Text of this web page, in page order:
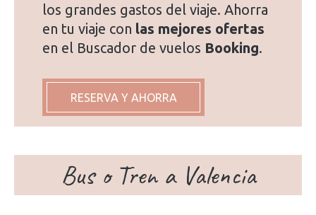
los grandes gastos del viaje. Ahorra
en tu viaje con las mejores ofertas
en el Buscador de vuelos Booking.
RESERVA Y AHORRA
Bus o Tren a Valencia